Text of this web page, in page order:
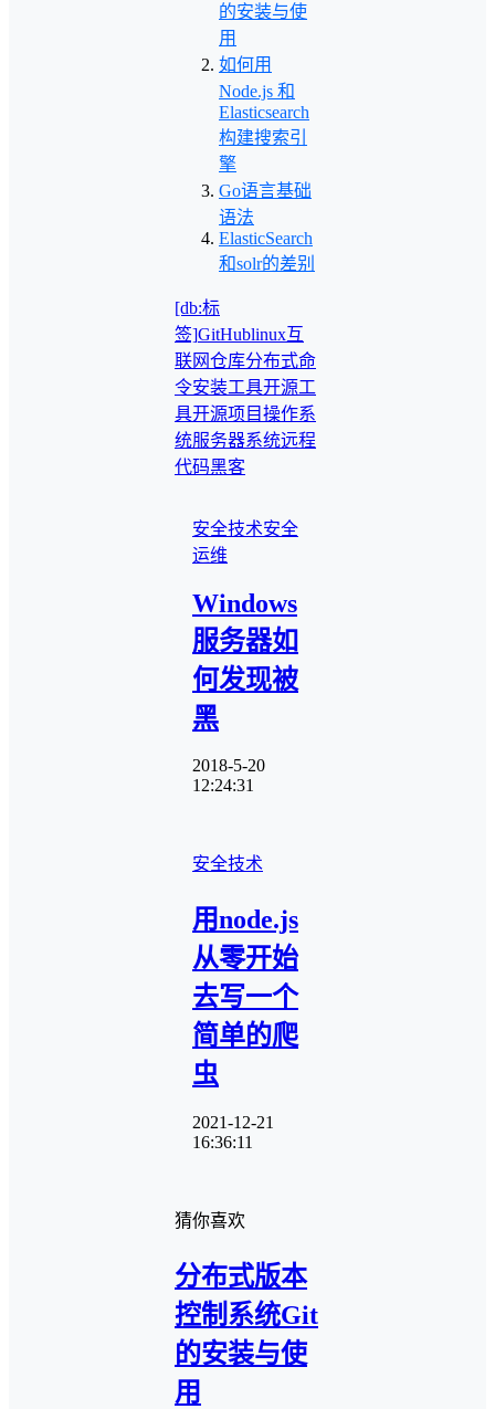
的安装与使
用
如何用
Node.js 和
Elasticsearch
构建搜索引
擎
Go语言基础
语法
ElasticSearch
和solr的差别
[db:标
签]GitHublinux互
联网仓库分布式命
令安装工具开源工
具开源项目操作系
统服务器系统远程
代码黑客
安全技术安全
运维
Windows
服务器如
何发现被
黑
2018-5-20
12:24:31
安全技术
用node.js
从零开始
去写一个
简单的爬
虫
2021-12-21
16:36:11
猜你喜欢
分布式版本
控制系统Git
的安装与使
用